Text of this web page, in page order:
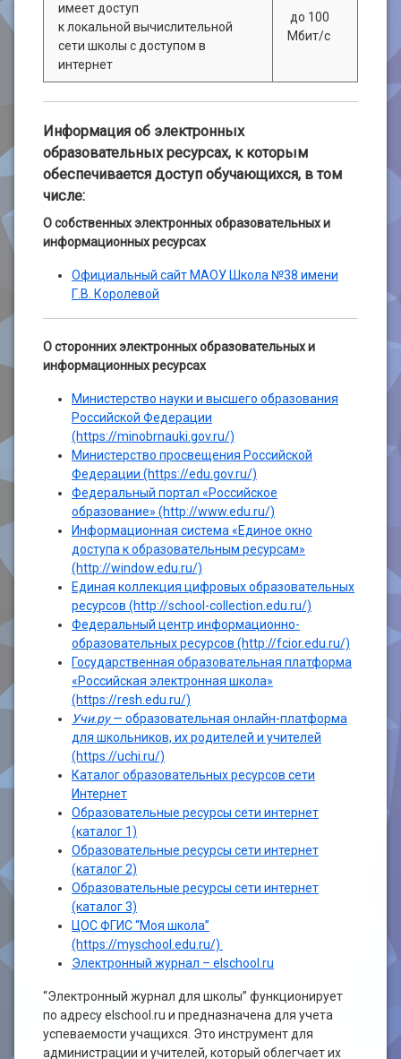
имеет доступ
к локальной вычислительной
сети школы с доступом в
интернет
до 100
Мбит/с
Информация об электронных
образовательных ресурсах, к которым
обеспечивается доступ обучающихся, в том
числе:
О собственных электронных образовательных и
информационных ресурсах
Официальный сайт МАОУ Школа №38 имени
Г.В. Королевой
О сторонних электронных образовательных и
информационных ресурсах
Министерство науки и высшего образования
Российской Федерации
(https://minobrnauki.gov.ru/)
Министерство просвещения Российской
Федерации (https://edu.gov.ru/)
Федеральный портал «Российское
образование» (http://www.edu.ru/)
Информационная система «Единое окно
доступа к образовательным ресурсам»
(http://window.edu.ru/)
Единая коллекция цифровых образовательных
ресурсов (http://school-collection.edu.ru/)
Федеральный центр информационно-
образовательных ресурсов (http://fcior.edu.ru/)
Государственная образовательная платформа
«Российская электронная школа»
(https://resh.edu.ru/)
Учи.ру— образовательная онлайн-платформа
для школьников, их родителей и учителей
(https://uchi.ru/)
Каталог образовательных ресурсов сети
Интернет
Образовательные ресурсы сети интернет
(каталог 1)
Образовательные ресурсы сети интернет
(каталог 2)
Образовательные ресурсы сети интернет
(каталог 3)
ЦОС ФГИС “Моя школа”
(https://myschool.edu.ru/)
Электронный журнал – elschool.ru
“Электронный журнал для школы” функционирует
по адресу elschool.ru и предназначена для учета
успеваемости учащихся. Это инструмент для
администрации и учителей, который облегчает их